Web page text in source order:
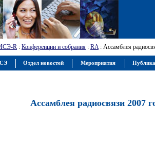
R : Конференции и собрания : RA: Ассамблея
Ассамблея радиосвязи 2007
Отдел новостей Мероприятия